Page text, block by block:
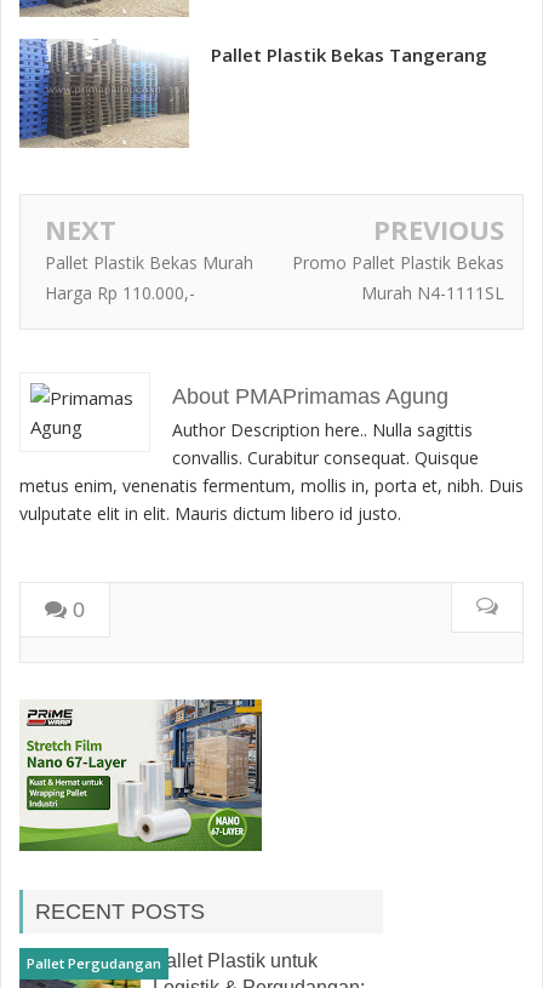
Pallet Plastik Bekas Tangerang
NEXT
Pallet Plastik Bekas Murah
Harga Rp 110.000,-
PREVIOUS
Promo Pallet Plastik Bekas
Murah N4-1111SL
About PMAPrimamas Agung
Author Description here.. Nulla sagittis
convallis. Curabitur consequat. Quisque
metus enim, venenatis fermentum, mollis in, porta et, nibh. Duis
vulputate elit in elit. Mauris dictum libero id justo.
0
RECENT POSTS
Pallet PergudanganPallet Plastik untuk